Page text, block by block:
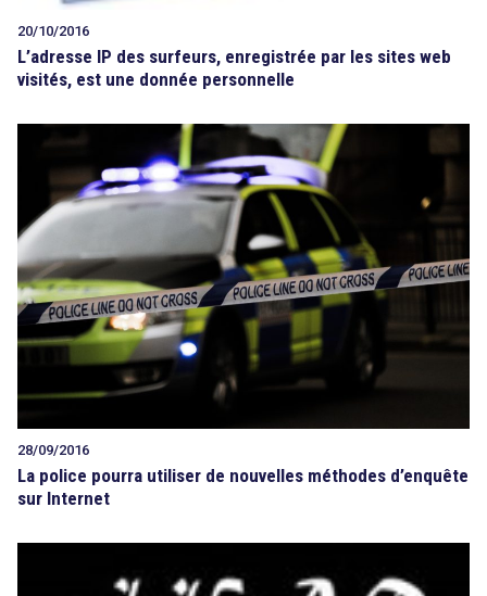
20/10/2016
L’adresse IP des surfeurs, enregistrée par les sites web
visités, est une donnée personnelle
28/09/2016
La police pourra utiliser de nouvelles méthodes d’enquête
sur Internet